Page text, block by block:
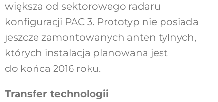
większa od sektorowego radaru
konfiguracji PAC 3. Prototyp nie posiada
jeszcze zamontowanych anten tylnych,
których instalacja planowana jest
do końca 2016 roku.
Transfer technologii